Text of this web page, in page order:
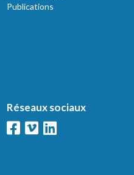
Publications
Réseaux sociaux